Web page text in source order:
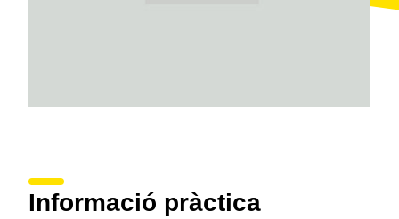
Informació pràctica